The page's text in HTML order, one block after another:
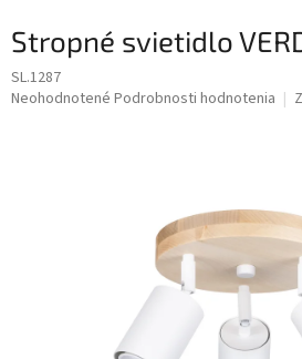
Stropné svietidlo
SL.1287
Priemerné
Neohodnotené Podrobnosti hodnotenia